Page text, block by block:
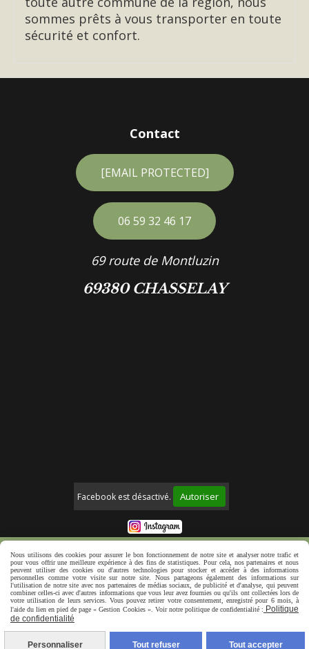
sommes prêts à vous transporter en toute
sécurité et confort.
Contact
[EMAIL PROTECTED]
06 59 32 46 17
69 route de Montluzin
69380 CHASSELAY
Facebook est désactivé. Autoriser
Mentions Légales
Politique de confidentialité
Créer un site web
Nous utilisons des cookies pour assurer le bon fonctionnement de notre site et analyser notre trafic et
pour vous offrir une meilleure expérience à des fins de statistiques. Pour cela, nos partenaires et nous
peuvent utiliser des cookies ou d'autres technologies pour stocker et accéder à des informations
personnelles comme votre visite sur notre site. Nous partageons également des informations sur
l'utilisation de notre site avec nos partenaires de médias sociaux, de publicité et d'analyse, qui peuvent
combiner celles-ci avec d'autres informations que vous leur avez fournies ou qu'ils ont collectées lors de
votre utilisation de leurs services. Vous pouvez retirer votre consentement, enregistré pour 6 mois, à
l'aide du lien en pied de page « Gestion Cookies ». Voir notre politique de confidentialité : Politique
de confidentialité
Personnaliser Tout refuser Tout accepter